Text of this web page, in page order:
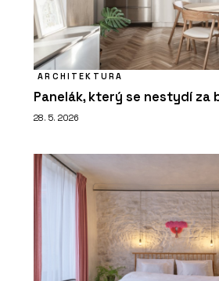
ARCHITEKTURA
Panelák, který se nestydí za
28. 5. 2026